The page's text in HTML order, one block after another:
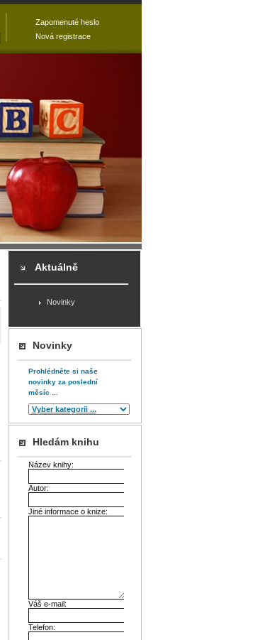
Aktuálně
Novinky
Novinky
Prohlédněte si naše
novinky za poslední
měsíc ...
Hledám knihu
Název knihy:
Autor:
Jiné informace o knize:
Váš e-mail:
Telefon:
Zapomenuté heslo
Nová registrace